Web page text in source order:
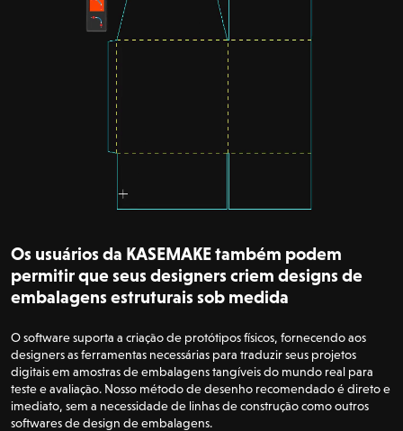
Os usuários da KASEMAKE também podem
permitir que seus designers criem designs de
embalagens estruturais sob medida
O software suporta a criação de protótipos físicos, fornecendo aos
designers as ferramentas necessárias para traduzir seus projetos
digitais em amostras de embalagens tangíveis do mundo real para
teste e avaliação. Nosso método de desenho recomendado é direto e
imediato, sem a necessidade de linhas de construção como outros
softwares de design de embalagens.